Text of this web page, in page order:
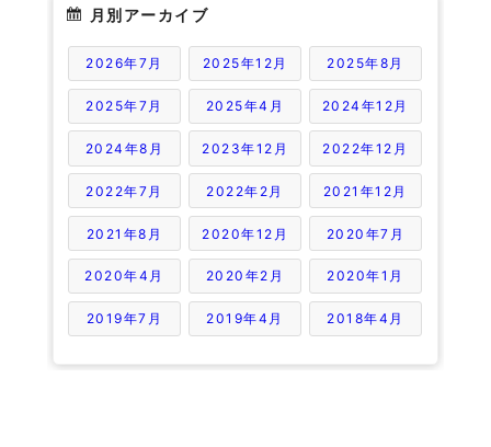
月別アーカイブ
2026年7月 2025年12月 2025年8月
2025年7月 2025年4月 2024年12月
2024年8月 2023年12月 2022年12月
2022年7月 2022年2月 2021年12月
2021年8月 2020年12月 2020年7月
2020年4月 2020年2月 2020年1月
2019年7月 2019年4月 2018年4月